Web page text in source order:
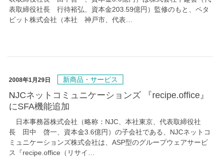
表取締役社長 行待裕弘、資本金203.59億円）監修のもと、ペタ
ビット株式会社（本社 神戸市、代表…
2008年1月29日 新商品・サービス
NJCネットコミュニケーションズ 『recipe.office』
にSFA機能追加
日本事務器株式会社（略称：NJC、本社東京、代表取締役社
長 田中 啓一、資本金3.6億円）の子会社である、NJCネットコ
ミュニケーションズ株式会社は、ASP型のグループウェアサービ
ス『recipe.office（リサイ…